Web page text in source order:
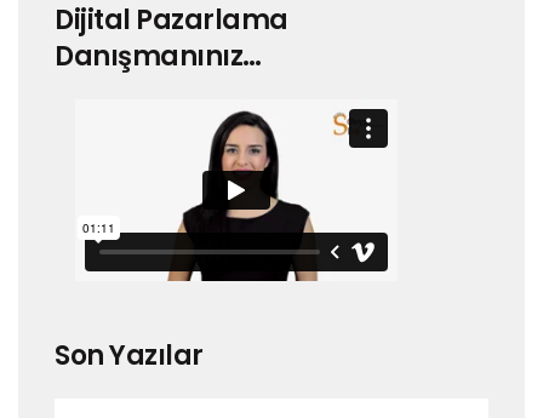
Dijital Pazarlama
Danışmanınız…
Son Yazılar